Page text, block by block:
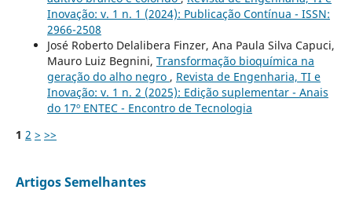
Inovação: v. 1 n. 1 (2024): Publicação Contínua - ISSN:
2966-2508
José Roberto Delalibera Finzer, Ana Paula Silva Capuci,
Mauro Luiz Begnini, Transformação bioquímica na
geração do alho negro , Revista de Engenharia, TI e
Inovação: v. 1 n. 2 (2025): Edição suplementar - Anais
do 17º ENTEC - Encontro de Tecnologia
1 2 > >>
Artigos Semelhantes